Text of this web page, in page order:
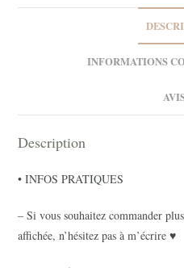
INFORMATIONS
Description
• INFOS PRATIQUES
– Si vous souhaitez commander
affichée, n’hésitez pas à m’écrire ♥